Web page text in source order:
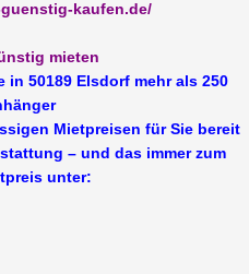
kaufen.de/
mieten
in 50189 Elsdorf mehr als 250
Mietpreisen für Sie bereit
– und das immer zum
unter: